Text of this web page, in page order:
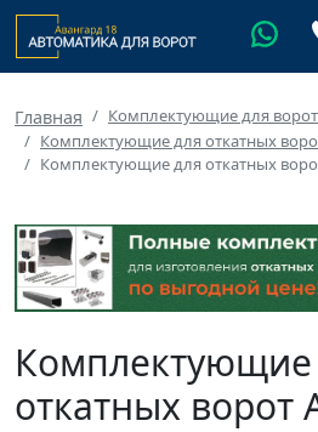
Главная
Комплектующие для ворот
Комплектующие для откатных
Комплектующие для откатных
Комплектующие
откатных ворот